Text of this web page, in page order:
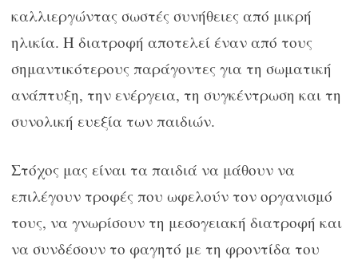
καλλιεργώντας σωστές συνήθειες από μικρή
ηλικία. Η διατροφή αποτελεί έναν από τους
σημαντικότερους παράγοντες για τη σωματική
ανάπτυξη, την ενέργεια, τη συγκέντρωση και τη
συνολική ευεξία των παιδιών.
Στόχος μας είναι τα παιδιά να μάθουν να
επιλέγουν τροφές που ωφελούν τον οργανισμό
τους, να γνωρίσουν τη μεσογειακή διατροφή και
να συνδέσουν το φαγητό με τη φροντίδα του